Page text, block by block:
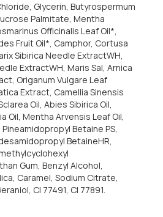
Glycerin, Butyrospermum
Palmitate, Mentha
Officinalis Leaf Oil*,
Fruit Oil*, Camphor, Cortusa
Sibirica Needle ExtractWH,
ExtractWH, Maris Sal, Arnica
Origanum Vulgare Leaf
Extract, Camellia Sinensis
Oil, Abies Sibirica Oil,
Oil, Mentha Arvensis Leaf Oil,
Betaine PS,
BetaineHR,
Gum, Benzyl Alcohol,
Caramel, Sodium Citrate,
CI 77491, CI 77891.